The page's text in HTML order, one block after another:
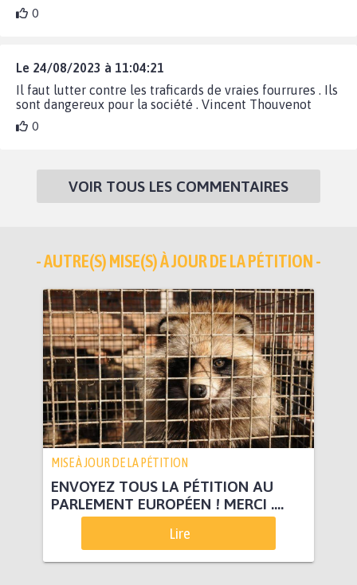
0
Le 24/08/2023 à 11:04:21
Il faut lutter contre les traficards de vraies fourrures . Ils
sont dangereux pour la société . Vincent Thouvenot
0
VOIR TOUS LES COMMENTAIRES
- AUTRE(S) MISE(S) À JOUR DE LA PÉTITION -
MISE À JOUR DE LA PÉTITION
ENVOYEZ TOUS LA PÉTITION AU
PARLEMENT EUROPÉEN ! MERCI ....
Lire